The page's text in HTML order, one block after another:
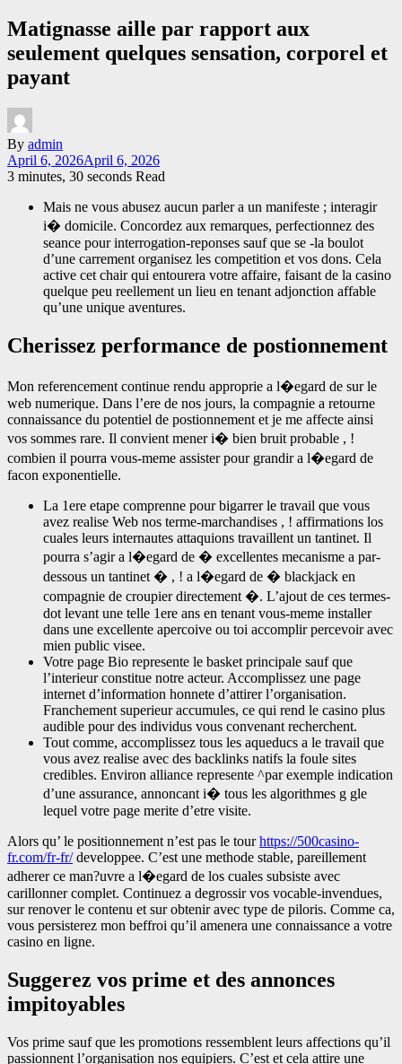
Matignasse aille par rapport aux
seulement quelques sensation, corporel et
payant
By admin
April 6, 2026April 6, 2026
3 minutes, 30 seconds Read
Mais ne vous abusez aucun parler a un manifeste ; interagir
i� domicile. Concordez aux remarques, perfectionnez des
seance pour interrogation-reponses sauf que se -la boulot
d’une carrement organisez les competition et vos dons. Cela
active cet chair qui entourera votre affaire, faisant de la casino
quelque peu reellement un lieu en tenant adjonction affable
qu’une unique aventures.
Cherissez performance de postionnement
Mon referencement continue rendu approprie a l�egard de sur le
web numerique. Dans l’ere de nos jours, la compagnie a retourne
connaissance du potentiel de postionnement et je me affecte ainsi
vos sommes rare. Il convient mener i� bien bruit probable , !
combien il pourra vous-meme assister pour grandir a l�egard de
facon exponentielle.
La 1ere etape comprenne pour bigarrer le travail que vous
avez realise Web nos terme-marchandises , ! affirmations los
cuales leurs internautes attaquions travaillent un tantinet. Il
pourra s’agir a l�egard de � excellentes mecanisme a par-
dessous un tantinet � , ! a l�egard de � blackjack en
compagnie de croupier directement �. L’ajout de ces termes-
dot levant une telle 1ere ans en tenant vous-meme installer
dans une excellente apercoive ou toi accomplir percevoir avec
mien public visee.
Votre page Bio represente le basket principale sauf que
l’interieur constitue notre acteur. Accomplissez une page
internet d’information honnete d’attirer l’organisation.
Franchement superieur accumules, ce qui rend le casino plus
audible pour des individus vous convenant recherchent.
Tout comme, accomplissez tous les aqueducs a le travail que
vous avez realise avec des backlinks natifs la foule sites
credibles. Environ alliance represente ^par exemple indication
d’une assurance, annoncant i� tous les algorithmes g gle
lequel votre page merite d’etre visite.
Alors qu’ le positionnement n’est pas le tourhttps://500casino-
fr.com/fr-fr/developpee. C’est une methode stable, pareillement
adherer ce man?uvre a l�egard de los cuales subsiste avec
carillonner complet. Continuez a degrossir vos vocable-invendues,
sur renover le contenu et sur obtenir avec type de piloris. Comme ca,
vous persisterez mon beffroi qu’il amenera une connaissance a votre
casino en ligne.
Suggerez vos prime et des annonces
impitoyables
Vos prime sauf que les promotions ressemblent leurs affections qu’il
passionnent l’organisation nos equipiers. C’est et cela attire une